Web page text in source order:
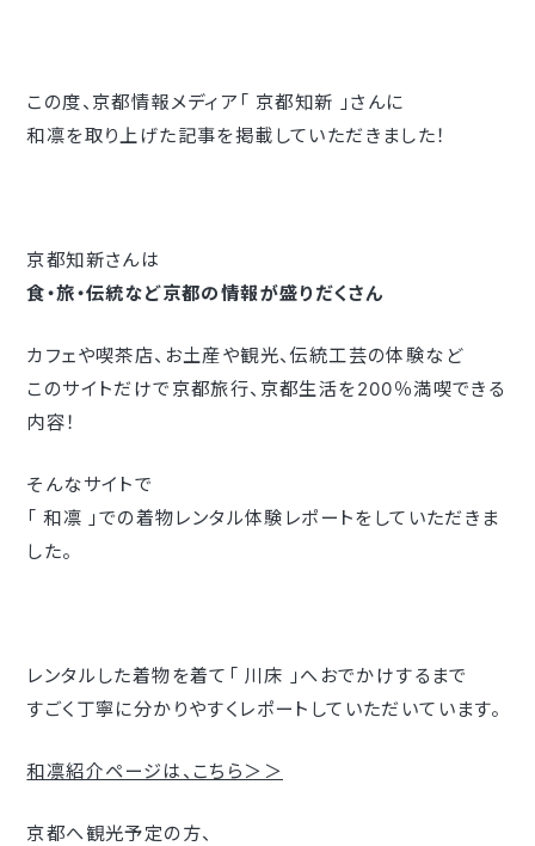
この度、京都情報メディア「 京都知新 」さんに
和凛を取り上げた記事を掲載していただきました！
京都知新さんは
食・旅・伝統など京都の情報が盛りだくさん
カフェや喫茶店、お土産や観光、伝統工芸の体験など
このサイトだけで京都旅行、京都生活を200％満喫できる
内容！
そんなサイトで
「 和凛 」での着物レンタル体験レポートをしていただきま
した。
レンタルした着物を着て「 川床 」へおでかけするまで
すごく丁寧に分かりやすくレポートしていただいています。
和凛紹介ページは、こちら＞＞
京都へ観光予定の方、